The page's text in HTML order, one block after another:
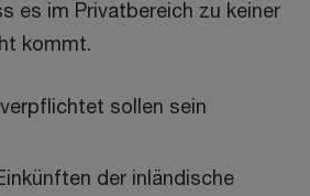
es im Privatbereich zu keiner
kommt.
sollen sein
der inländische